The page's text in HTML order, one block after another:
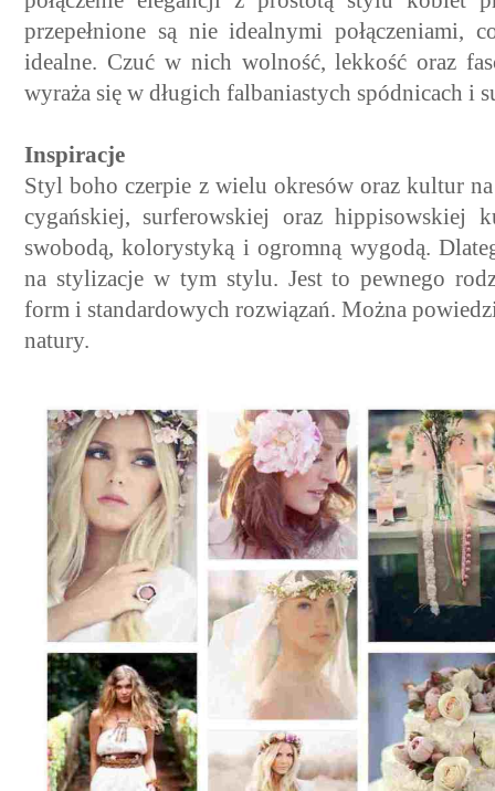
przepełnione są nie idealnymi połączeniami,
idealne. Czuć w nich wolność, lekkość oraz
wyraża się w długich falbaniastych spódnicach i
Inspiracje
Styl boho czerpie z wielu okresów oraz kultur na
cygańskiej, surferowskiej oraz hippisowskiej
swobodą, kolorystyką i ogromną wygodą.
na stylizacje w tym stylu. Jest to pewnego
form i standardowych rozwiązań. Można
natury.